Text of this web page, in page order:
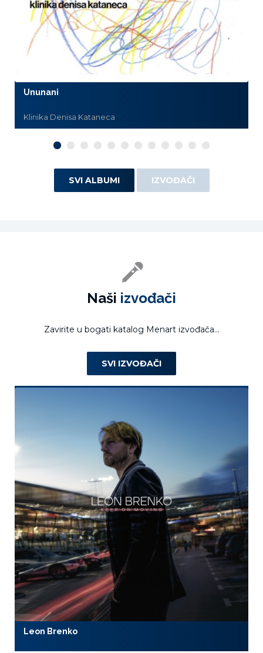
Ununani
Klinika Denisa Kataneca
SVI ALBUMI IZVOĐAČI
Naši izvođači
Zavirite u bogati katalog Menart izvođača...
SVI IZVOĐAČI
Leon Brenko